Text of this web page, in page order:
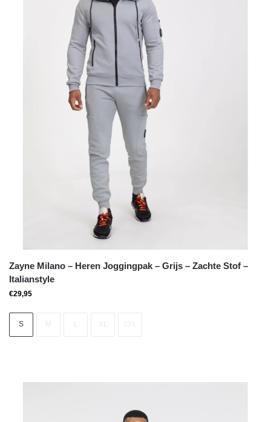
Zayne Milano – Heren Joggingpak – Grijs – Zachte Stof –
Italianstyle
€29,95
S